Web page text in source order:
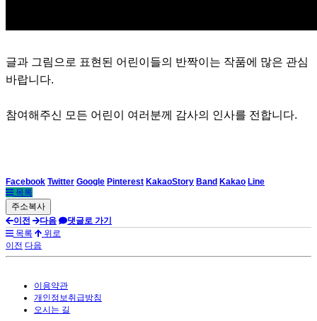
글과 그림으로 표현된 어린이들의 반짝이는 작품에 많은 관심
바랍니다.
참여해주신 모든 어린이 여러분께 감사의 인사를 전합니다.
Facebook Twitter Google Pinterest KakaoStory Band Kakao Line
목록
이전 다음
댓글로 가기
목록
위로
이전 다음
이용약관
개인정보취급방침
오시는 길